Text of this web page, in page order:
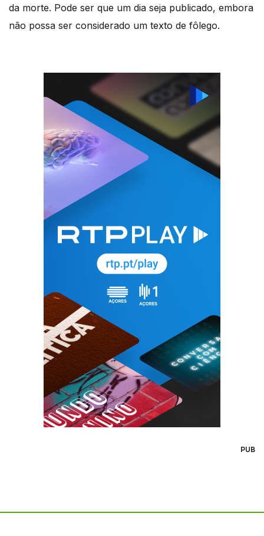
da morte. Pode ser que um dia seja publicado, embora
não possa ser considerado um texto de fôlego.
PUB